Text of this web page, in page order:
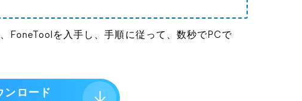
FoneToolを入手し、手順に従って、数秒でPCで
ンロード